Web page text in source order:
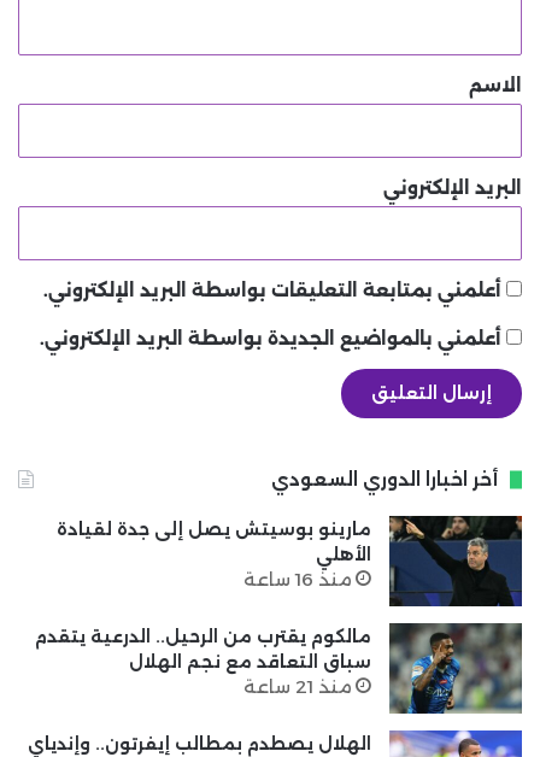
*الاسم
البريد الإلكتروني
أعلمني بمتابعة التعليقات بواسطة البريد الإلكتروني.
أعلمني بالمواضيع الجديدة بواسطة البريد الإلكتروني.
أخر اخبارا الدوري السعودي
مارينو بوسيتش يصل إلى جدة لقيادة
الأهلي
منذ 16 ساعة
مالكوم يقترب من الرحيل.. الدرعية يتقدم
سباق التعاقد مع نجم الهلال
منذ 21 ساعة
الهلال يصطدم بمطالب إيفرتون.. وإندياي